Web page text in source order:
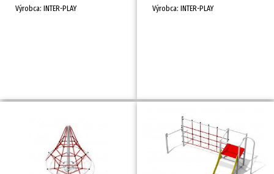
Výrobca: INTER-PLAY Výrobca: INTER-PLAY